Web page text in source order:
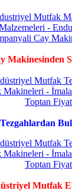
Makinesinden
Mutfak